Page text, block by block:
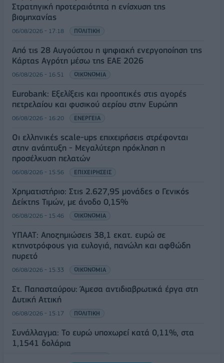
Στρατηγική προτεραιότητα η ενίσχυση της
βιομηχανίας
06/08/2026 - 17:18 ΠΟΛΙΤΙΚΗ
Από τις 28 Αυγούστου η ψηφιακή ενεργοποίηση της
Κάρτας Αγρότη μέσω της ΕΑΕ 2026
06/08/2026 - 16:51 ΟΙΚΟΝΟΜΙΑ
Eurobank: Εξελίξεις και προοπτικές στις αγορές
πετρελαίου και φυσικού αερίου στην Ευρώπη
06/08/2026 - 16:20 ΕΝΕΡΓΕΙΑ
Οι ελληνικές scale-ups επιχειρήσεις στρέφονται
στην ανάπτυξη - Μεγαλύτερη πρόκληση η
προσέλκυση πελατών
06/08/2026 - 15:56 ΕΠΙΧΕΙΡΗΣΕΙΣ
Χρηματιστήριο: Στις 2.627,95 μονάδες ο Γενικός
Δείκτης Τιμών, με άνοδο 0,15%
06/08/2026 - 15:46 ΟΙΚΟΝΟΜΙΑ
ΥΠΑΑΤ: Αποζημιώσεις 38,1 εκατ. ευρώ σε
κτηνοτρόφους για ευλογιά, πανώλη και αφθώδη
πυρετό
06/08/2026 - 15:33 ΟΙΚΟΝΟΜΙΑ
Στ. Παπασταύρου: Άμεσα αντιδιαβρωτικά έργα στη
Δυτική Αττική
06/08/2026 - 15:17 ΠΟΛΙΤΙΚΗ
Συνάλλαγμα: Το ευρώ υποχωρεί κατά 0,11%, στα
1,1541 δολάρια